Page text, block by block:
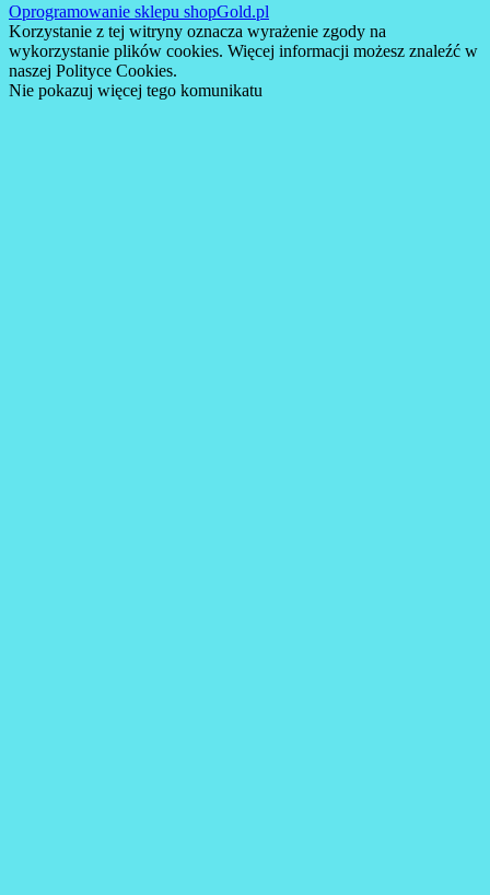
Oprogramowanie sklepu shopGold.pl
Korzystanie z tej witryny oznacza wyrażenie zgody na
wykorzystanie plików cookies. Więcej informacji możesz znaleźć w
naszej Polityce Cookies.
Nie pokazuj więcej tego komunikatu